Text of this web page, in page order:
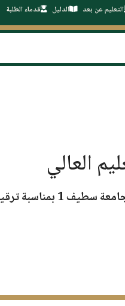
التعليم عن بعد الدليل قدماء الطلبة
العالي
سطيف 1 بمناسبة